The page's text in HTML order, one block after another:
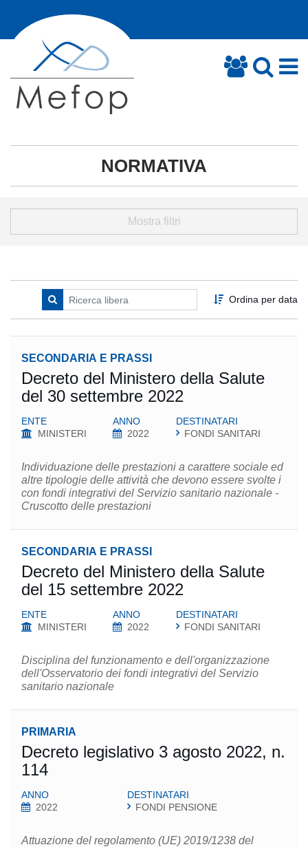
NORMATIVA
Mostra filtri
Ordina per data
SECONDARIA E PRASSI
Decreto del Ministero della Salute
del 30 settembre 2022
ENTE
MINISTERI
ANNO
2022
DESTINATARI
FONDI SANITARI
Individuazione delle prestazioni a carattere sociale ed
altre tipologie delle attività che devono essere svolte i
con fondi integrativi del Servizio sanitario nazionale -
Cruscotto delle prestazioni
SECONDARIA E PRASSI
Decreto del Ministero della Salute
del 15 settembre 2022
ENTE
MINISTERI
ANNO
2022
DESTINATARI
FONDI SANITARI
Disciplina del funzionamento e dell'organizzazione
dell'Osservatorio dei fondi integrativi del Servizio
sanitario nazionale
PRIMARIA
Decreto legislativo 3 agosto 2022, n.
114
ANNO
2022
DESTINATARI
FONDI PENSIONE
Attuazione del regolamento (UE) 2019/1238 del